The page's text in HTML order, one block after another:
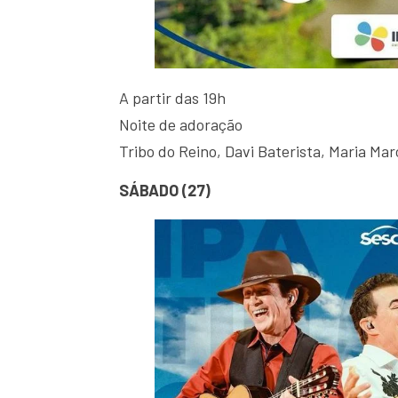
A partir das 19h
Noite de adoração
Tribo do Reino, Davi Baterista, Maria
SÁBADO (27)